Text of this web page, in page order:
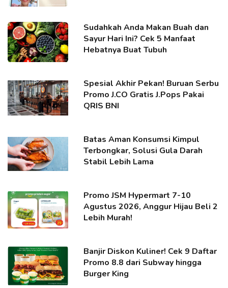
Sudahkah Anda Makan Buah dan
Sayur Hari Ini? Cek 5 Manfaat
Hebatnya Buat Tubuh
Spesial Akhir Pekan! Buruan Serbu
Promo J.CO Gratis J.Pops Pakai
QRIS BNI
Batas Aman Konsumsi Kimpul
Terbongkar, Solusi Gula Darah
Stabil Lebih Lama
Promo JSM Hypermart 7-10
Agustus 2026, Anggur Hijau Beli 2
Lebih Murah!
Banjir Diskon Kuliner! Cek 9 Daftar
Promo 8.8 dari Subway hingga
Burger King